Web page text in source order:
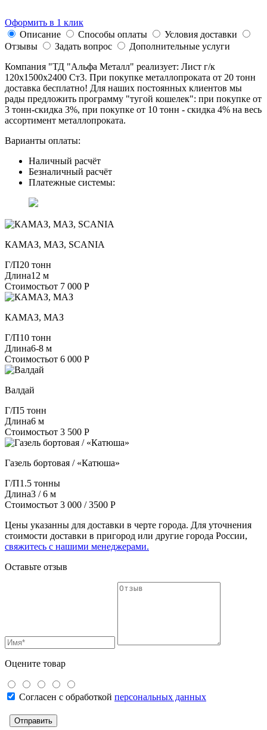
Оформить в 1 клик
Описание
Способы оплаты
Условия доставки
Отзывы
Задать вопрос
Дополнительные услуги
Компания "ТД "Альфа Металл" реализует: Лист г/к
120х1500х2400 Ст3. При покупке металлопроката от 20 тонн
доставка бесплатно! Для наших постоянных клиентов мы
рады предложить программу "тугой кошелек": при покупке от
3 тонн-скидка 3%, при покупке от 10 тонн - скидка 4% на весь
ассортимент металлопроката.
Варианты оплаты:
Наличный расчёт
Безналичный расчёт
Платежные системы:
КАМАЗ, МАЗ, SCANIA
Г/П20 тонн
Длина12 м
Стоимостьот 7 000 Р
КАМАЗ, МАЗ
Г/П10 тонн
Длина6-8 м
Стоимостьот 6 000 Р
Валдай
Г/П5 тонн
Длина6 м
Стоимостьот 3 500 Р
Газель бортовая / «Катюша»
Г/П1.5 тонны
Длина3 / 6 м
Стоимостьот 3 000 / 3500 Р
Цены указанны для доставки в черте города. Для уточнения
стоимости доставки в пригород или другие города России,
свяжитесь с нашими менеджерами.
Оставьте отзыв
Оцените товар
Согласен с обработкой персональных данных
Отправить